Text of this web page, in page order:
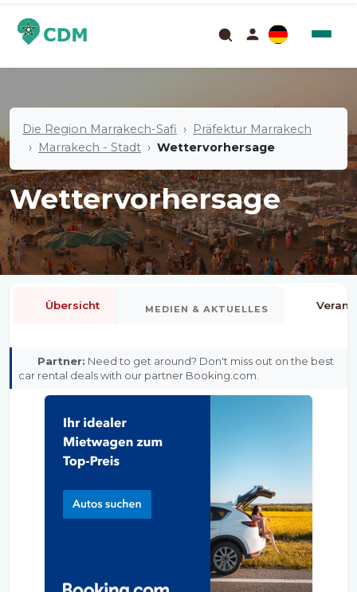
Die Region Marrakech-Safi
Präfektur Marrakech
Marrakech - Stadt
Wettervorhersage
Wettervorhersage
Übersicht MEDIEN & AKTUELLES
Partner: Need to get around? Don't miss out on the best
car rental deals with our partner Booking.com.